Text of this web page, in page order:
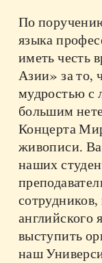
По
языка
иметь честь
Азии» за то,
мудростью с
большим
Концерта
живописи.
наших
английского
выступить
наш